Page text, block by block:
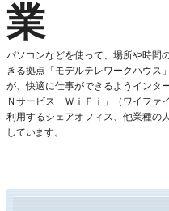
業
パソコンなどを使って、場所や時間
きる拠点「モデルテレワークハウス
が、快適に仕事ができるようインタ
Ｎサービス「ＷｉＦｉ」（ワイファ
利用するシェアオフィス、他業種の
しています。